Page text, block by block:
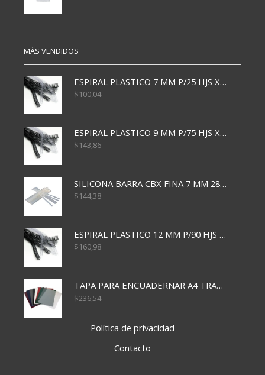
MÁS VENDIDOS
ESPIRAL PLASTICO 7 MM P/25 HJS X50x3000
$100,04
ESPIRAL PLASTICO 9 MM P/75 HJS X50X2400
$143,86
SILICONA BARRA CBX FINA 7 MM 28 CM
$144,38
ESPIRAL PLASTICO 12 MM P/90 HJS X50X1500
$160,98
TAPA PARA ENCUADERNAR A4 TRANSP x50x500
$236,54
Política de privacidad
Contacto